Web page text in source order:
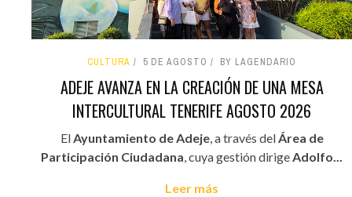
CULTURA 5 DE AGOSTO BY LAGENDARIO
ADEJE AVANZA EN LA CREACIÓN DE UNA MESA
INTERCULTURAL TENERIFE AGOSTO 2026
ElAyuntamiento de Adeje, a través delÁrea de
Participación Ciudadana, cuya gestión dirigeAdolfo...
Leer más